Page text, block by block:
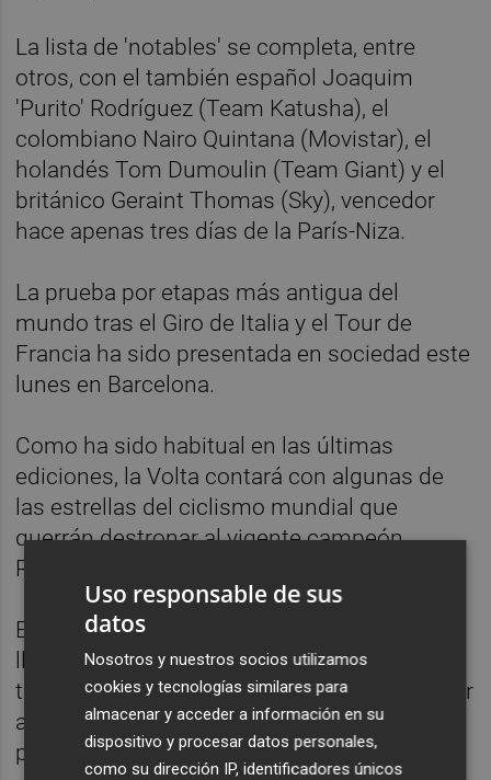
La lista de 'notables' se completa, entre
otros, con el también español Joaquim
'Purito' Rodríguez (Team Katusha), el
colombiano Nairo Quintana (Movistar), el
holandés Tom Dumoulin (Team Giant) y el
británico Geraint Thomas (Sky), vencedor
hace apenas tres días de la París-Niza.
La prueba por etapas más antigua del
mundo tras el Giro de Italia y el Tour de
Francia ha sido presentada en sociedad este
lunes en Barcelona.
Como ha sido habitual en las últimas
ediciones, la Volta contará con algunas de
las estrellas del ciclismo mundial que
querrán destronar al vigente campeón,
Richie Porte.
Entre los candidatos emerge Contador, que
llega a Cataluña en un buen momento tras
terminar segundo en la París-Niza, sin olvidar
a Joaquim Rodríguez, quien buscará ganar
por tercera vez la ronda de su tierra.
Uso responsable de sus
datos
Nosotros y nuestros socios utilizamos
cookies y tecnologías similares para
almacenar y acceder a información en su
dispositivo y procesar datos personales,
como su dirección IP, identificadores únicos